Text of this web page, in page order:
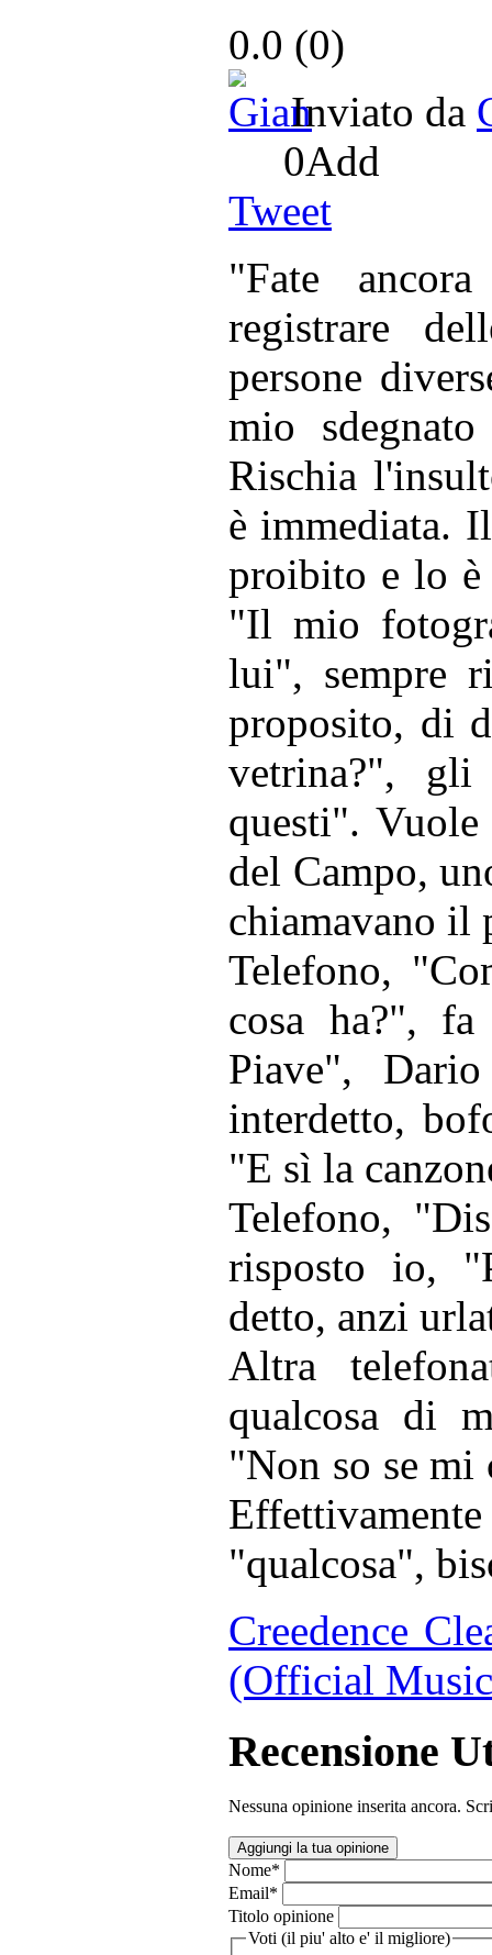
0.0 (0)
Inviato da
0Add
Tweet
"Fate
registrare
persone
mio
Rischia
è immediata.
proibito e lo è
"Il mio
lui", sempre
proposito, di
vetrina?",
questi".
del Campo,
chiamavano il
Telefono,
cosa ha?",
Piave",
interdetto,
"E sì la
Telefono,
risposto io,
detto, anzi
Altra
qualcosa di
"Non so se mi
Effettivamente
"qualcosa",
Creedence
(Official
Recensione
Nessuna opinione inserita ancora.
Aggiungi la tua opinione
Nome*
Email*
Titolo opinione
Voti (il piu' alto e' il migliore)